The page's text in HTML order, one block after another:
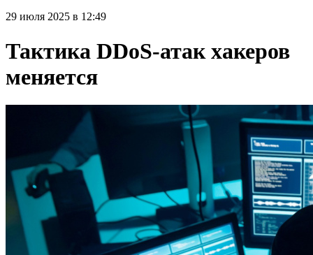
29 июля 2025 в 12:49
Тактика DDoS-атак хакеров
меняется